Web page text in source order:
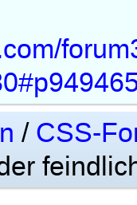
/ CSS-